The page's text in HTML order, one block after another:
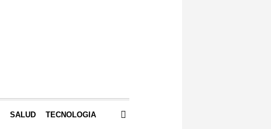
SALUD TECNOLOGIA